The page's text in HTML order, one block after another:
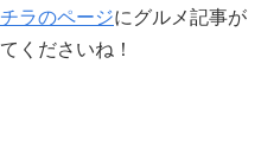
ラのページにグルメ記事が
くださいね！